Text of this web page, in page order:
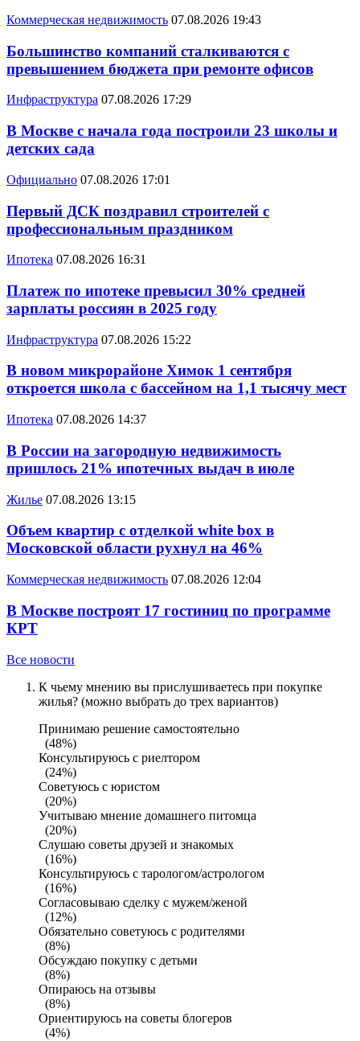
Коммерческая недвижимость 07.08.2026 19:43
Большинство компаний сталкиваются с
превышением бюджета при ремонте офисов
Инфраструктура 07.08.2026 17:29
В Москве с начала года построили 23 школы и
детских сада
Официально 07.08.2026 17:01
Первый ДСК поздравил строителей с
профессиональным праздником
Ипотека 07.08.2026 16:31
Платеж по ипотеке превысил 30% средней
зарплаты россиян в 2025 году
Инфраструктура 07.08.2026 15:22
В новом микрорайоне Химок 1 сентября
откроется школа с бассейном на 1,1 тысячу мест
Ипотека 07.08.2026 14:37
В России на загородную недвижимость
пришлось 21% ипотечных выдач в июле
Жилье 07.08.2026 13:15
Объем квартир с отделкой white box в
Московской области рухнул на 46%
Коммерческая недвижимость 07.08.2026 12:04
В Москве построят 17 гостиниц по программе
КРТ
Все новости
К чьему мнению вы прислушиваетесь при покупке
жилья? (можно выбрать до трех вариантов)
Принимаю решение самостоятельно
(48%)
Консультируюсь с риелтором
(24%)
Советуюсь с юристом
(20%)
Учитываю мнение домашнего питомца
(20%)
Слушаю советы друзей и знакомых
(16%)
Консультируюсь с тарологом/астрологом
(16%)
Согласовываю сделку с мужем/женой
(12%)
Обязательно советуюсь с родителями
(8%)
Обсуждаю покупку с детьми
(8%)
Опираюсь на отзывы
(8%)
Ориентируюсь на советы блогеров
(4%)